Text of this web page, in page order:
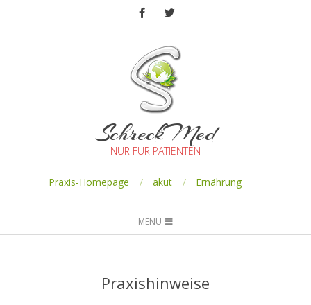
SchreckMed
NUR FÜR PATIENTEN
Praxis-Homepage akut Ernährung
MENU
Praxishinweise